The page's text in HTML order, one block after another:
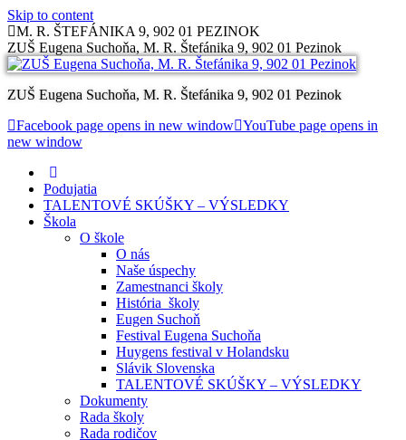
Skip to content
M. R. ŠTEFÁNIKA 9, 902 01 PEZINOK
ZUŠ Eugena Suchoňa, M. R. Štefánika 9, 902 01 Pezinok
ZUŠ Eugena Suchoňa, M. R. Štefánika 9, 902 01 Pezinok
Facebook page opens in new window YouTube page opens in
new window
Podujatia
TALENTOVÉ SKÚŠKY – VÝSLEDKY
Škola
O škole
O nás
Naše úspechy
Zamestnanci školy
História školy
Eugen Suchoň
Festival Eugena Suchoňa
Huygens festival v Holandsku
Slávik Slovenska
TALENTOVÉ SKÚŠKY – VÝSLEDKY
Dokumenty
Rada školy
Rada rodičov